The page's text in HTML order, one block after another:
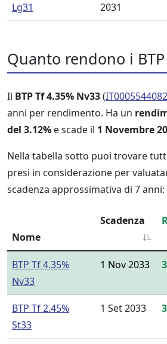
Lg31
2031
Quanto rendono i
Il BTP Tf 4.35% Nv33(IT0005544082
anni per rendimento. Ha un
del 3.12% e scade il 1 Novembre
Nella tabella sotto puoi trovare
presi in considerazione per
scadenza approssimativa di 7 anni:
Nome
Scadenza
BTP Tf 4.35%
Nv33
1 Nov 2033
BTP Tf 2.45%
St33
1 Set 2033